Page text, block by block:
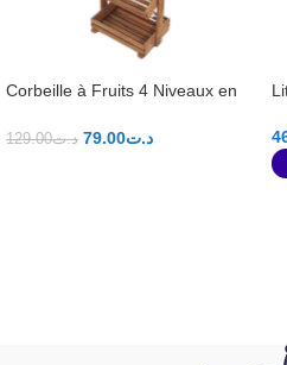
Corbeille à Fruits 4 Niveaux en
د.ت129.00 د.ت79.00